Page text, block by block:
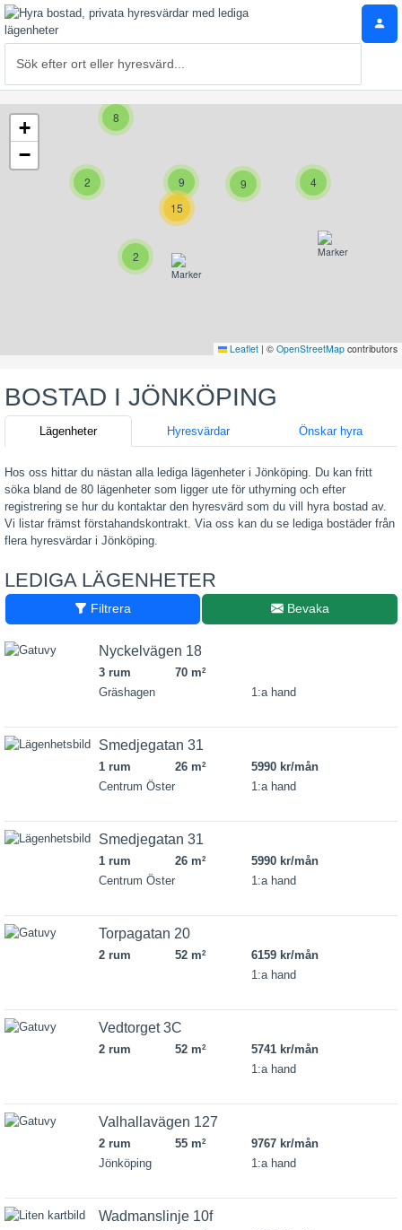
8
2 4
9
9
15
2
+
−
Leaflet | © OpenStreetMap contributors
BOSTAD I JÖNKÖPING
Lägenheter Hyresvärdar Önskar hyra
Hos oss hittar du nästan alla lediga lägenheter i Jönköping. Du kan fritt
söka bland de 80 lägenheter som ligger ute för uthyrning och efter
registrering se hur du kontaktar den hyresvärd som du vill hyra bostad av.
Vi listar främst förstahandskontrakt. Via oss kan du se lediga bostäder från
flera hyresvärdar i Jönköping.
LEDIGA LÄGENHETER
Filtrera Bevaka
Nyckelvägen 18
3 rum 70 m2
Gräshagen 1:a hand
Smedjegatan 31
1 rum 26 m2
5990 kr/mån
Centrum Öster
1:a hand
Smedjegatan 31
1 rum 26 m2
5990 kr/mån
Centrum Öster
1:a hand
Torpagatan 20
2 rum 52 m2
6159 kr/mån
1:a hand
Vedtorget 3C
2 rum 52 m2
5741 kr/mån
1:a hand
Valhallavägen 127
2 rum 55 m2
9767 kr/mån
Jönköping
1:a hand
Wadmanslinje 10f